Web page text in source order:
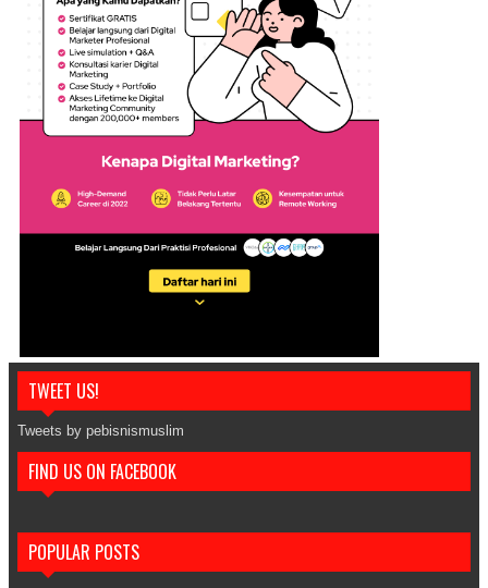
TWEET US!
Tweets by pebisnismuslim
FIND US ON FACEBOOK
POPULAR POSTS